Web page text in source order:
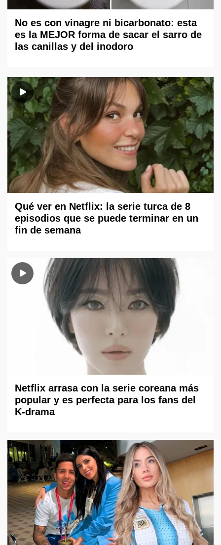
No es con vinagre ni bicarbonato: esta
es la MEJOR forma de sacar el sarro de
las canillas y del inodoro
Qué ver en Netflix: la serie turca de 8
episodios que se puede terminar en un
fin de semana
Netflix arrasa con la serie coreana más
popular y es perfecta para los fans del
K-drama